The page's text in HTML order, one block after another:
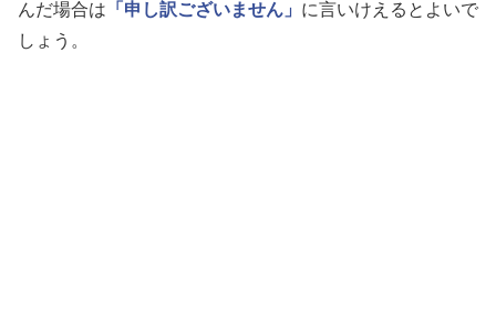
んだ場合は 「申し訳ございません」 に言いけえるとよいで
しょう。